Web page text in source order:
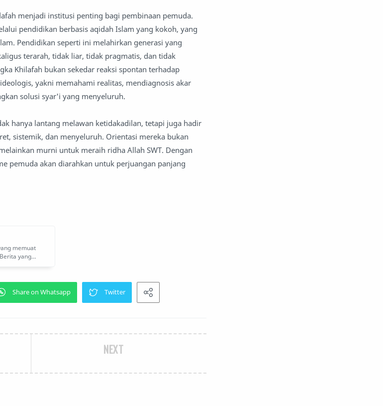
menjadi institusi penting bagi pembinaan pemuda.
pendidikan berbasis aqidah Islam yang kokoh, yang
Pendidikan seperti ini melahirkan generasi yang
terarah, tidak liar, tidak pragmatis, dan tidak
Khilafah bukan sekedar reaksi spontan terhadap
yakni memahami realitas, mendiagnosis akar
solusi syar'i yang menyeluruh.
hanya lantang melawan ketidakadilan, tetapi juga hadir
sistemik, dan menyeluruh. Orientasi mereka bukan
murni untuk meraih ridha Allah SWT. Dengan
pemuda akan diarahkan untuk perjuangan panjang
NEXT